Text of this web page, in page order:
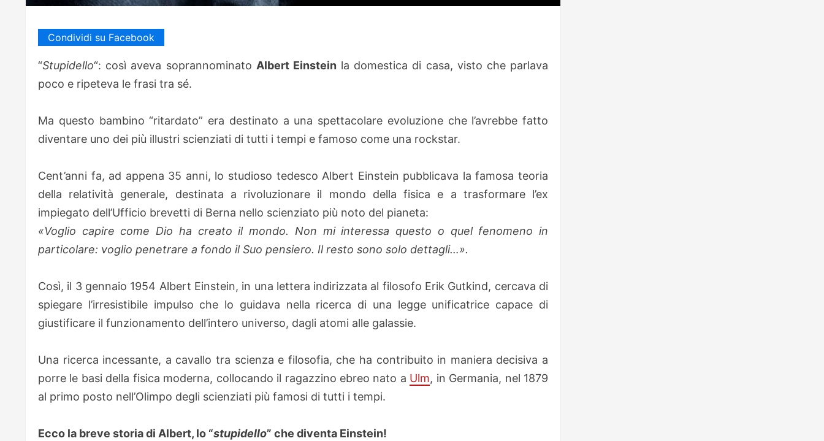
Condividi su Facebook
“Stupidello“: così aveva soprannominato Albert Einstein la domestica di casa, visto che parlava
poco e ripeteva le frasi tra sé.
Ma questo bambino “ritardato” era destinato a una spettacolare evoluzione che l’avrebbe fatto
diventare uno dei più illustri scienziati di tutti i tempi e famoso come una rockstar.
Cent’anni fa, ad appena 35 anni, lo studioso tedesco Albert Einstein pubblicava la famosa teoria
della relatività generale, destinata a rivoluzionare il mondo della fisica e a trasformare l’ex
impiegato dell’Ufficio brevetti di Berna nello scienziato più noto del pianeta:
«Voglio capire come Dio ha creato il mondo. Non mi interessa questo o quel fenomeno in
particolare: voglio penetrare a fondo il Suo pensiero. Il resto sono solo dettagli…».
Così, il 3 gennaio 1954 Albert Einstein, in una lettera indirizzata al filosofo Erik Gutkind, cercava di
spiegare l’irresistibile impulso che lo guidava nella ricerca di una legge unificatrice capace di
giustificare il funzionamento dell’intero universo, dagli atomi alle galassie.
Una ricerca incessante, a cavallo tra scienza e filosofia, che ha contribuito in maniera decisiva a
porre le basi della fisica moderna, collocando il ragazzino ebreo nato a Ulm, in Germania, nel 1879
al primo posto nell’Olimpo degli scienziati più famosi di tutti i tempi.
Ecco la breve storia di Albert, lo “stupidello” che diventa Einstein!